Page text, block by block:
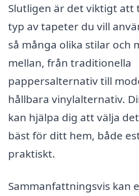
Slutligen är det viktigt att
typ av tapeter du vill
så många olika stilar och
mellan, från traditionella
pappersalternativ till
hållbara vinylalternativ.
kan hjälpa dig att välja
bäst för ditt hem, både
praktiskt.
Sammanfattningsvis kan